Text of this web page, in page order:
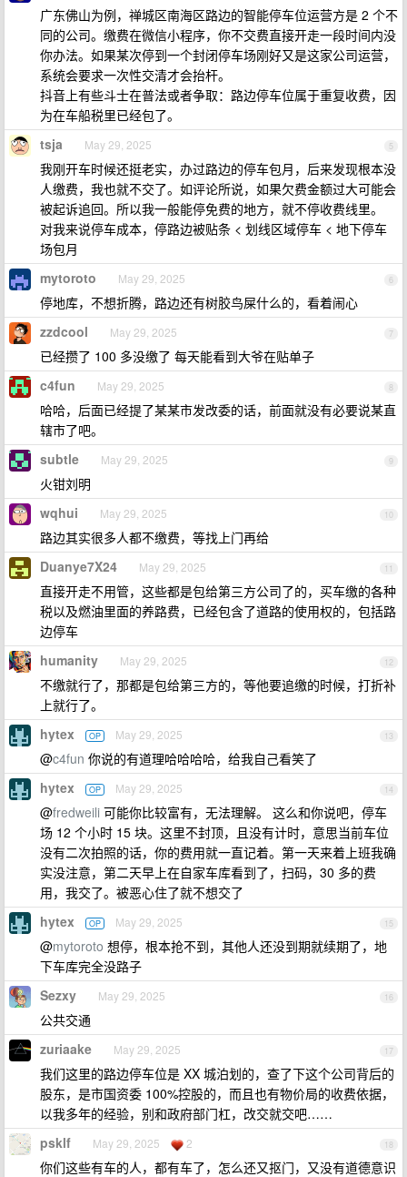
广东佛山为例，禅城区南海区路边的智能停车位运营方是 2 个不
同的公司。缴费在微信小程序，你不交费直接开走一段时间内没
你办法。如果某次停到一个封闭停车场刚好又是这家公司运营，
系统会要求一次性交清才会抬杆。
抖音上有些斗士在普法或者争取：路边停车位属于重复收费，因
为在车船税里已经包了。
5
tsja May 29, 2025
我刚开车时候还挺老实，办过路边的停车包月，后来发现根本没
人缴费，我也就不交了。如评论所说，如果欠费金额过大可能会
被起诉追回。所以我一般能停免费的地方，就不停收费线里。
对我来说停车成本，停路边被贴条 < 划线区域停车 < 地下停车
场包月
6
mytoroto May 29, 2025
停地库，不想折腾，路边还有树胶鸟屎什么的，看着闹心
7
zzdcool May 29, 2025
已经攒了 100 多没缴了 每天能看到大爷在贴单子
8
c4fun May 29, 2025
哈哈，后面已经提了某某市发改委的话，前面就没有必要说某直
辖市了吧。
9
subtle May 29, 2025
火钳刘明
10
wqhui May 29, 2025
路边其实很多人都不缴费，等找上门再给
11
Duanye7X24 May 29, 2025
直接开走不用管，这些都是包给第三方公司了的，买车缴的各种
税以及燃油里面的养路费，已经包含了道路的使用权的，包括路
边停车
12
humanity May 29, 2025
不缴就行了，那都是包给第三方的，等他要追缴的时候，打折补
上就行了。
13
hytex OP May 29, 2025
@c4fun 你说的有道理哈哈哈哈，给我自己看笑了
14
hytex OP May 29, 2025
@fredweili 可能你比较富有，无法理解。 这么和你说吧，停车
场 12 个小时 15 块。这里不封顶，且没有计时，意思当前车位
没有二次拍照的话，你的费用就一直记着。第一天来着上班我确
实没注意，第二天早上在自家车库看到了，扫码，30 多的费
用，我交了。被恶心住了就不想交了
15
hytex OP May 29, 2025
@mytoroto 想停，根本抢不到，其他人还没到期就续期了，地
下车库完全没路子
16
Sezxy May 29, 2025
公共交通
17
zuriaake May 29, 2025
我们这里的路边停车位是 XX 城泊划的，查了下这个公司背后的
股东，是市国资委 100%控股的，而且也有物价局的收费依据，
以我多年的经验，别和政府部门杠，改交就交吧……
18
psklf May 29, 2025 2
你们这些有车的人，都有车了，怎么还又抠门，又没有道德意识